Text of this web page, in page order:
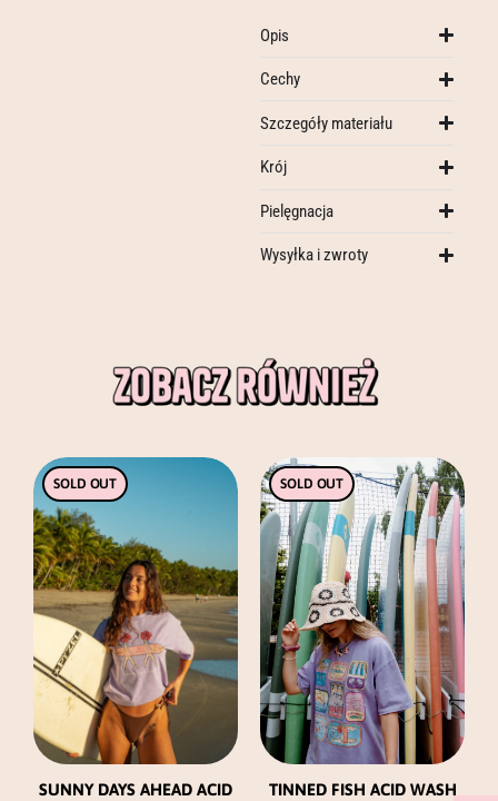
Opis
Cechy
Szczegóły materiału
Krój
Pielęgnacja
Wysyłka i zwroty
SOLD OUT
SUNNY DAYS AHEAD ACID
wiele
wariantów.
Opcje
można
wybrać
na
stronie
produktu
SOLD OUT
TINNED FISH ACID WASH
Ten
produkt
ma
wiele
wariantów.
Opcje
można
wybrać
na
stronie
produktu